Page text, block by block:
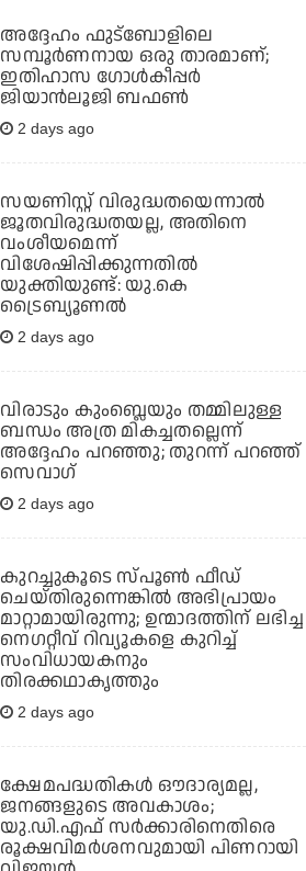
അദ്ദേഹം ഫുട്‌ബോളിലെ
സമ്പൂര്‍ണനായ ഒരു താരമാണ്;
ഇതിഹാസ ഗോള്‍കീപ്പര്‍
ജിയാന്‍ലൂജി ബഫണ്‍
2 days ago
സയണിസ്റ്റ് വിരുദ്ധതയെന്നാല്‍
ജൂതവിരുദ്ധതയല്ല, അതിനെ
വംശീയമെന്ന്
വിശേഷിപ്പിക്കുന്നതില്‍
യുക്തിയുണ്ട്: യു.കെ
ട്രൈബ്യൂണല്‍
2 days ago
വിരാടും കുംബ്ലെയും തമ്മിലുള്ള
ബന്ധം അത്ര മികച്ചതല്ലെന്ന്
അദ്ദേഹം പറഞ്ഞു; തുറന്ന് പറഞ്ഞ്
സെവാഗ്
2 days ago
കുറച്ചുകൂടെ സ്പൂണ്‍ ഫീഡ്
ചെയ്തിരുന്നെങ്കില്‍ അഭിപ്രായം
മാറ്റാമായിരുന്നു; ഉന്മാദത്തിന് ലഭിച്ച
നെഗറ്റീവ് റിവ്യൂകളെ കുറിച്ച്
സംവിധായകനും
തിരക്കഥാകൃത്തും
2 days ago
ക്ഷേമപദ്ധതികള്‍ ഔദാര്യമല്ല,
ജനങ്ങളുടെ അവകാശം;
യു.ഡി.എഫ് സര്‍ക്കാരിനെതിരെ
രൂക്ഷവിമര്‍ശനവുമായി പിണറായി